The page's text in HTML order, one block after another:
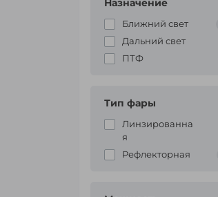
Назначение
Ближний свет
Дальний свет
ПТФ
Тип фары
Линзированна
я
Рефлекторная